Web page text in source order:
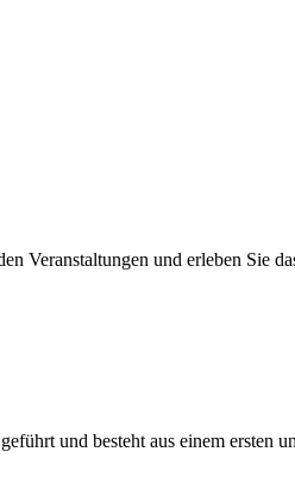
Veranstaltungen und erleben Sie
und besteht aus einem ersten